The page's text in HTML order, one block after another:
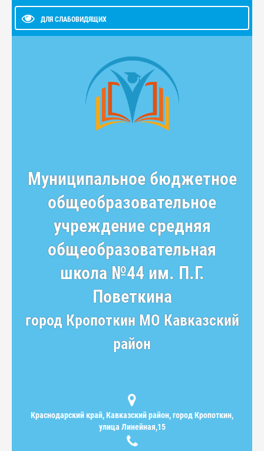
ДЛЯ СЛАБОВИДЯЩИХ
Муниципальное бюджетное
общеобразовательное
учреждение средняя
общеобразовательная
школа №44 им. П.Г.
Поветкина
город Кропоткин МО Кавказский
район
Краснодарский край, Кавказский район, город Кропоткин,
улица Линейная,15